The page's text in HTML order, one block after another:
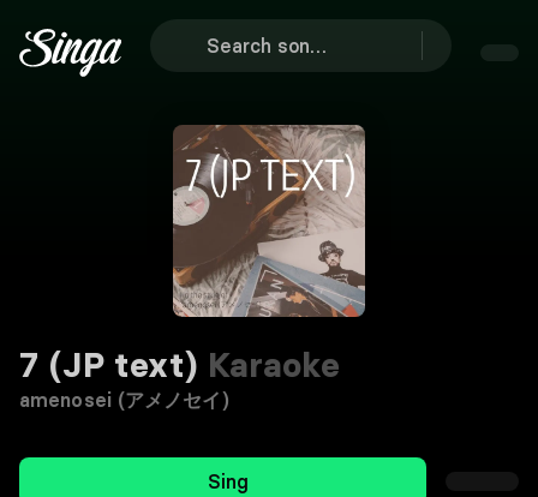
7 (JP text) Karaoke
amenosei (アメノセイ)
Sing